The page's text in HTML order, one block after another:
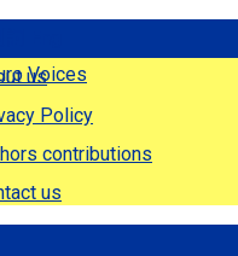
us
Policy
contributions
us